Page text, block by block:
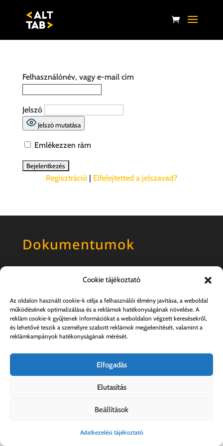
Cookie tájékoztató
Az oldalon használt cookie-k célja a felhasználói élmény javítása, a weboldal
működésének optimalizálása és a reklámok hatékonyságának növelése. A
reklám cookie-k gyűjtenek információkat a weboldalon végzett keresésekről,
és lehetővé teszik a személyre szabott reklámok megjelenítését, valamint a
reklámkampányok hatékonyságának mérését.
Elfogadás
Elutasítás
Beállítások
Adatkezelési tájékoztató
Felhasználónév, vagy e-mail cím
Jelszó
Jelszó mutatása
Emlékezzen rám
Regisztráció| Elfelejtetted a jelszavad?
Dokumentumok
Általános szerződési feltételek
Kovács András e.v. | 57357889-1-33